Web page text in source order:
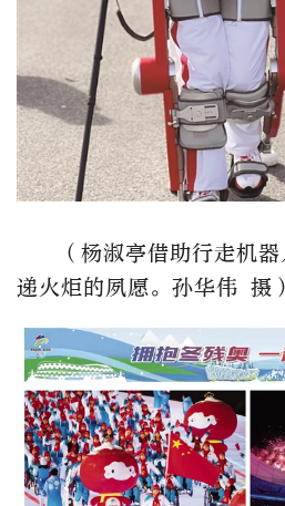
（杨淑亭借助行走机
递火炬的夙愿。孙华伟 摄）